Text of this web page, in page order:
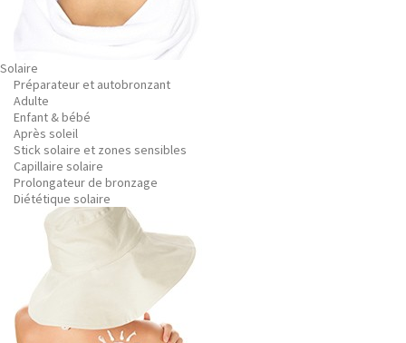
Solaire
Préparateur et autobronzant
Adulte
Enfant & bébé
Après soleil
Stick solaire et zones sensibles
Capillaire solaire
Prolongateur de bronzage
Diététique solaire